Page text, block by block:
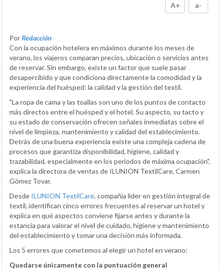
A+ a-
PorRedacción
Con la ocupación hotelera en máximos durante los meses de
verano, los viajeros comparan precios, ubicación o servicios antes
de reservar. Sin embargo, existe un factor que suele pasar
desapercibido y que condiciona directamente la comodidad y la
experiencia del huésped: la calidad y la gestión del textil.
"La ropa de cama y las toallas son uno de los puntos de contacto
más directos entre el huésped y el hotel. Su aspecto, su tacto y
su estado de conservación ofrecen señales inmediatas sobre el
nivel de limpieza, mantenimiento y calidad del establecimiento.
Detrás de una buena experiencia existe una compleja cadena de
procesos que garantiza disponibilidad, higiene, calidad y
trazabilidad, especialmente en los periodos de máxima ocupación",
explica la directora de ventas de ILUNION TextilCare, Carmen
Gómez Tovar.
Desde ILUNION TextilCare, compañía líder en gestión integral de
textil, identifican cinco errores frecuentes al reservar un hotel y
explica en qué aspectos conviene fijarse antes y durante la
estancia para valorar el nivel de cuidado, higiene y mantenimiento
del establecimiento y tomar una decisión más informada.
Los 5 errores que cometemos al elegir un hotel en verano:
Quedarse únicamente con la puntuación general